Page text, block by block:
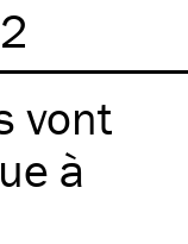
vont
à